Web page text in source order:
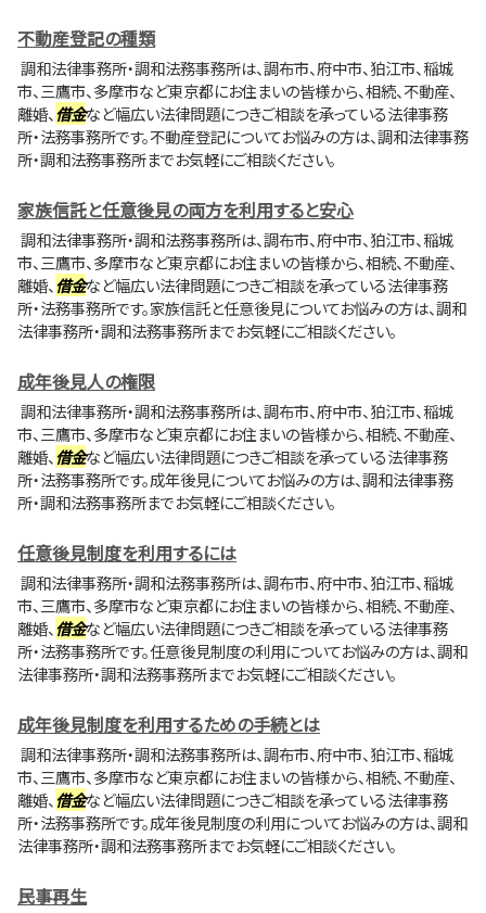
不動産登記の種類
調和法律事務所・調和法務事務所は、調布市、府中市、狛江市、稲城
市、三鷹市、多摩市など東京都にお住まいの皆様から、相続、不動産、
離婚、借金など幅広い法律問題につきご相談を承っている法律事務
所・法務事務所です。不動産登記についてお悩みの方は、調和法律事務
所・調和法務事務所までお気軽にご相談ください。
家族信託と任意後見の両方を利用すると安心
調和法律事務所・調和法務事務所は、調布市、府中市、狛江市、稲城
市、三鷹市、多摩市など東京都にお住まいの皆様から、相続、不動産、
離婚、借金など幅広い法律問題につきご相談を承っている法律事務
所・法務事務所です。家族信託と任意後見についてお悩みの方は、調和
法律事務所・調和法務事務所までお気軽にご相談ください。
成年後見人の権限
調和法律事務所・調和法務事務所は、調布市、府中市、狛江市、稲城
市、三鷹市、多摩市など東京都にお住まいの皆様から、相続、不動産、
離婚、借金など幅広い法律問題につきご相談を承っている法律事務
所・法務事務所です。成年後見についてお悩みの方は、調和法律事務
所・調和法務事務所までお気軽にご相談ください。
任意後見制度を利用するには
調和法律事務所・調和法務事務所は、調布市、府中市、狛江市、稲城
市、三鷹市、多摩市など東京都にお住まいの皆様から、相続、不動産、
離婚、借金など幅広い法律問題につきご相談を承っている法律事務
所・法務事務所です。任意後見制度の利用についてお悩みの方は、調和
法律事務所・調和法務事務所までお気軽にご相談ください。
成年後見制度を利用するための手続とは
調和法律事務所・調和法務事務所は、調布市、府中市、狛江市、稲城
市、三鷹市、多摩市など東京都にお住まいの皆様から、相続、不動産、
離婚、借金など幅広い法律問題につきご相談を承っている法律事務
所・法務事務所です。成年後見制度の利用についてお悩みの方は、調和
法律事務所・調和法務事務所までお気軽にご相談ください。
民事再生